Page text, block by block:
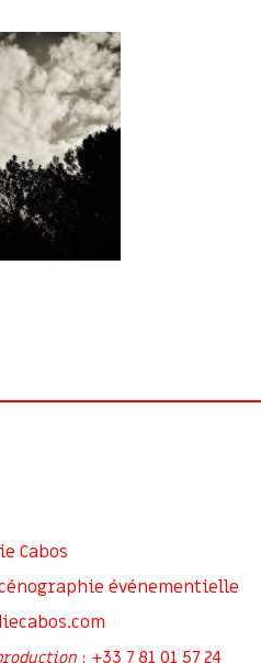
Cabos
événementielle
: +33 7 81 01 57 24